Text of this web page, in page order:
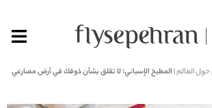
حول العالم|المطبخ الإسباني؛ لا تقلق بشأن ذوقك في أرض مصارعي